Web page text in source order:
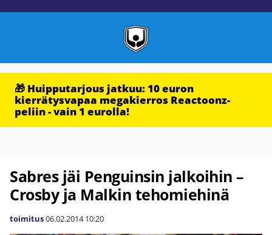
🎁 Huipputarjous jatkuu: 10 euron
kierrätysvapaa megakierros Reactoonz-
peliin - vain 1 eurolla!
Sabres jäi Penguinsin jalkoihin –
Crosby ja Malkin tehomiehinä
toimitus06.02.2014 10:20